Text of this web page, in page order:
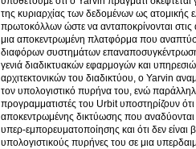
της κυριαρχίας των δεδομένων ως ατομικής
πρωτοκόλλων ώστε να ανταποκρίνονται
μια αποκεντρωμένη πλατφόρμα που
διαφόρων συστημάτων
γενιά διαδικτυακών εφαρμογών και
αρχιτεκτονικών του διαδικτύου, ο Yarvin
τον υπολογιστικό πυρήνα του, ενώ
προγραμματιστές του Urbit υποστηρίζουν
αποκεντρωμένης δικτύωσης που αναδύονται
υπερ-εμπορευματοποίησης και ότι δεν είναι
υπολογιστικούς πυρήνες του σε μια